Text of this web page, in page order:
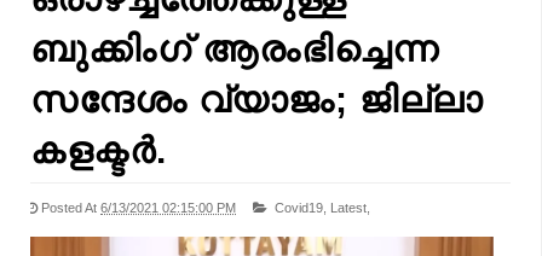
ബുക്കിംഗ് ആരംഭിച്ചെന്ന
സന്ദേശം വ്യാജം; ജില്ലാ
കളക്ടർ.
Posted At 6/13/2021 02:15:00 PM Covid19, Latest,